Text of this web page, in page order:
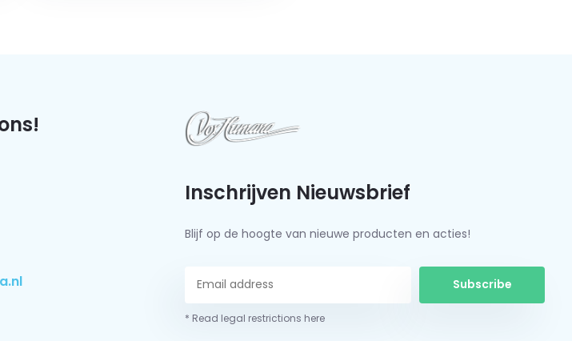
Inschrijven Nieuwsbrief
Blijf op de hoogte van nieuwe producten en acties!
Subscribe
* Read legal restrictions here